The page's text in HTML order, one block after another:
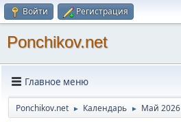
Войти Регистрация
Ponchikov.net
Главное меню
Ponchikov.net ► Календарь ► Май 2026